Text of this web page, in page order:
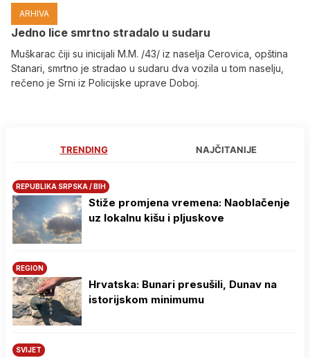
ARHIVA
Јedno lice smrtno stradalo u sudaru
Muškarac čiji su inicijali M.M. /43/ iz naselja Cerovica, opština
Stanari, smrtno je stradao u sudaru dva vozila u tom naselju,
rečeno je Srni iz Policijske uprave Doboj.
TRENDING NAJČITANIJE
REPUBLIKA SRPSKA / BIH
Stiže promjena vremena: Naoblačenje
uz lokalnu kišu i pljuskove
REGION
Hrvatska: Bunari presušili, Dunav na
istorijskom minimumu
SVIJET